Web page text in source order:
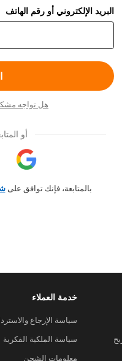
البريد الإلكتروني أو رقم الهاتف
هل تواجه
أو
بالمتابعة، فإنك توافق على
خدمة العملاء
سياسة الإرجاع
سياسة الملكية الفكرية
معلومات الشحن